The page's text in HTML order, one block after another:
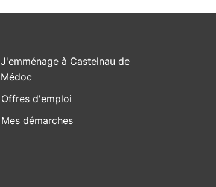
J'emménage à Castelnau de
Médoc
Offres d'emploi
Mes démarches